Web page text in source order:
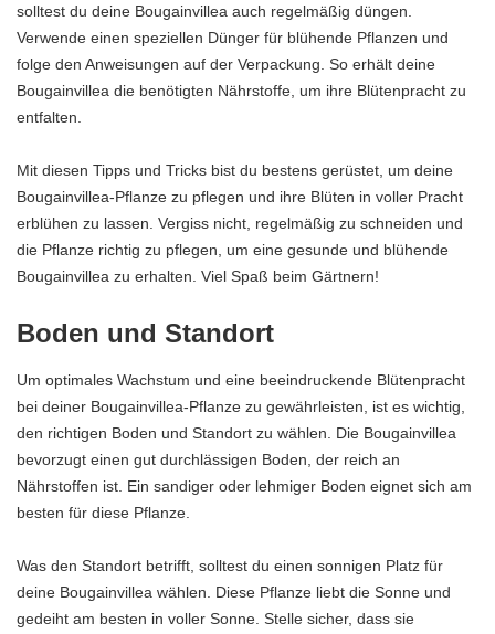
solltest du deine Bougainvillea auch regelmäßig düngen.
Verwende einen speziellen Dünger für blühende Pflanzen und
folge den Anweisungen auf der Verpackung. So erhält deine
Bougainvillea die benötigten Nährstoffe, um ihre Blütenpracht zu
entfalten.
Mit diesen Tipps und Tricks bist du bestens gerüstet, um deine
Bougainvillea-Pflanze zu pflegen und ihre Blüten in voller Pracht
erblühen zu lassen. Vergiss nicht, regelmäßig zu schneiden und
die Pflanze richtig zu pflegen, um eine gesunde und blühende
Bougainvillea zu erhalten. Viel Spaß beim Gärtnern!
Boden und Standort
Um optimales Wachstum und eine beeindruckende Blütenpracht
bei deiner Bougainvillea-Pflanze zu gewährleisten, ist es wichtig,
den richtigen Boden und Standort zu wählen. Die Bougainvillea
bevorzugt einen gut durchlässigen Boden, der reich an
Nährstoffen ist. Ein sandiger oder lehmiger Boden eignet sich am
besten für diese Pflanze.
Was den Standort betrifft, solltest du einen sonnigen Platz für
deine Bougainvillea wählen. Diese Pflanze liebt die Sonne und
gedeiht am besten in voller Sonne. Stelle sicher, dass sie